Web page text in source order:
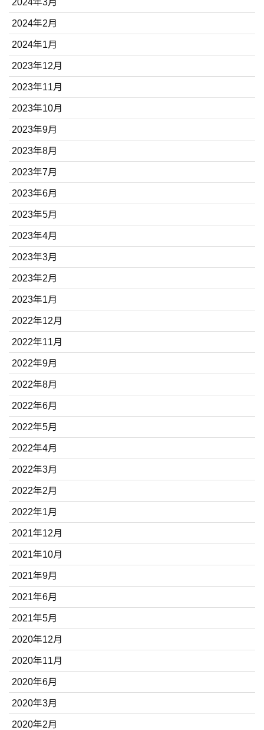
2024年3月
2024年2月
2024年1月
2023年12月
2023年11月
2023年10月
2023年9月
2023年8月
2023年7月
2023年6月
2023年5月
2023年4月
2023年3月
2023年2月
2023年1月
2022年12月
2022年11月
2022年9月
2022年8月
2022年6月
2022年5月
2022年4月
2022年3月
2022年2月
2022年1月
2021年12月
2021年10月
2021年9月
2021年6月
2021年5月
2020年12月
2020年11月
2020年6月
2020年3月
2020年2月